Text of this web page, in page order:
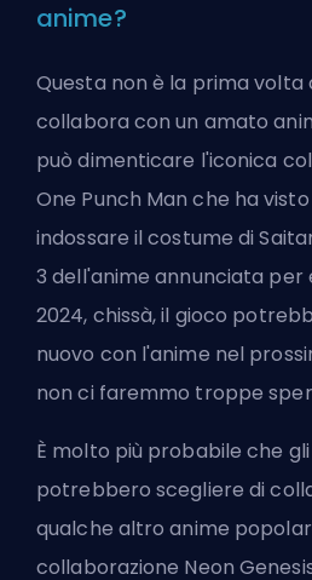
anime?
Questa non è la prima
collabora con un amato
può dimenticare l'iconica
One Punch Man che ha
indossare il costume di
3 dell'anime annunciata per
2024, chissà, il gioco
nuovo con l'anime nel
non ci faremmo troppe
È molto più probabile che
potrebbero scegliere di
qualche altro anime
collaborazione Neon